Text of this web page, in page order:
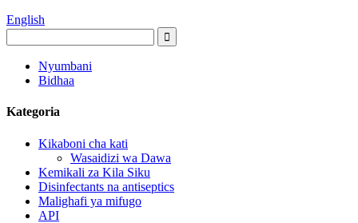
English
Nyumbani
Bidhaa
Kategoria
Kikaboni cha kati
Wasaidizi wa Dawa
Kemikali za Kila Siku
Disinfectants na antiseptics
Malighafi ya mifugo
API